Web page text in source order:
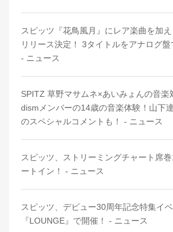
スピッツ『花鳥風月』にレア楽曲を加
リリース決定！ 3タイトルをアナログ盤
- ニュース
SPITZ 草野マサムネ×あいみょんの音楽
dismメンバーの14歳の音楽体験！山下
のスペシャルコメントも！ - ニュース
スピッツ、ストリーミングチャート席
ートイン！ - ニュース
スピッツ、デビュー30周年記念特集イ
『LOUNGE』で開催！ - ニュース